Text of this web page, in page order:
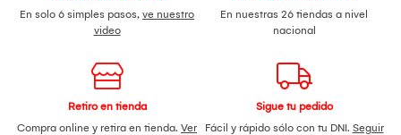
En solo 6 simples pasos, ve nuestro
video
En nuestras 26 tiendas a nivel
nacional
Retiro en tienda
Compra online y retira en tienda. Ver
Sigue tu pedido
Fácil y rápido sólo con tu DNI. Seguir